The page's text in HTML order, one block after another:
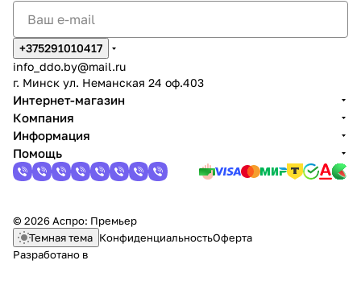
+375291010417
info_ddo.by@mail.ru
г. Минск ул. Неманская 24 оф.403
Интернет-магазин
Компания
Информация
Помощь
© 2026 Аспро: Премьер
Темная тема КонфиденциальностьОферта
Разработано в